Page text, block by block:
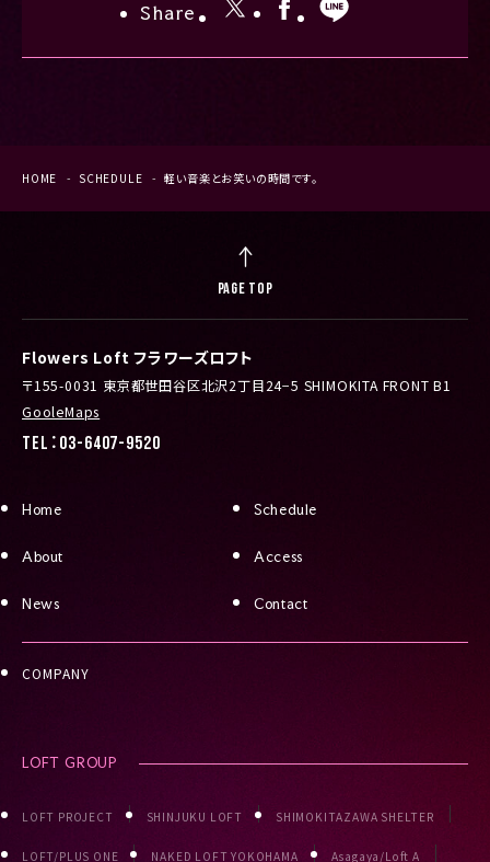
Share
HOME SCHEDULE 軽い音楽とお笑いの時間です。
Flowers Loft フラワーズロフト
〒155-0031 東京都世田谷区北沢2丁目24−5 SHIMOKITA FRONT B1
GooleMaps
TEL：03-6407-9520
Home Schedule
About Access
News Contact
COMPANY
LOFT GROUP
LOFT PROJECT SHINJUKU LOFT SHIMOKITAZAWA SHELTER
LOFT/PLUS ONE NAKED LOFT YOKOHAMA Asagaya/Loft A
PAGE TOP